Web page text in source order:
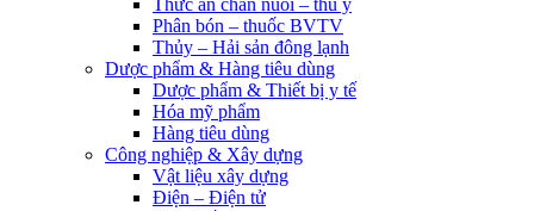
Thức ăn chăn nuôi – thú y
Phân bón – thuốc BVTV
Thủy – Hải sản đông lạnh
Dược phẩm & Hàng tiêu dùng
Dược phẩm & Thiết bị y tế
Hóa mỹ phẩm
Hàng tiêu dùng
Công nghiệp & Xây dựng
Vật liệu xây dựng
Điện – Điện tử